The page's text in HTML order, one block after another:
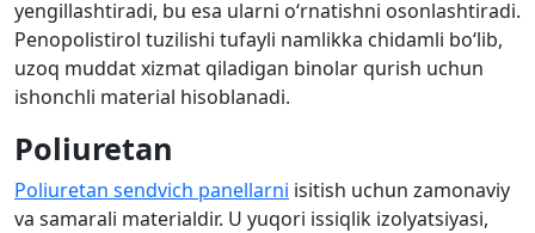
yengillashtiradi, bu esa ularni o‘rnatishni osonlashtiradi.
Penopolistirol tuzilishi tufayli namlikka chidamli bo‘lib,
uzoq muddat xizmat qiladigan binolar qurish uchun
ishonchli material hisoblanadi.
Poliuretan
Poliuretan sendvich panellarni isitish uchun zamonaviy
va samarali materialdir. U yuqori issiqlik izolyatsiyasi,